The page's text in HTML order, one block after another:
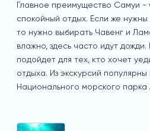
Главное преимущество Самуи -
спокойный отдых. Если же
то нужно выбирать Чавенг и
влажно, здесь часто идут
подойдет для тех, кто хочет
отдыха. Из экскурсий
Национального морского парка